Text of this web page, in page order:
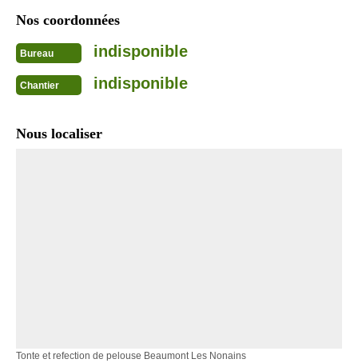
Nos coordonnées
Bureau indisponible
Chantier indisponible
Nous localiser
Tonte et refection de pelouse Beaumont Les Nonains